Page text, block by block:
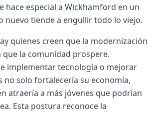
hace especial a Wickhamford en un
nuevo tiende a engullir todo lo viejo.
quienes creen que la modernización
que la comunidad prospere.
implementar tecnología o mejorar
solo fortalecería su economía,
atraería a más jóvenes que podrían
Esta postura reconoce la